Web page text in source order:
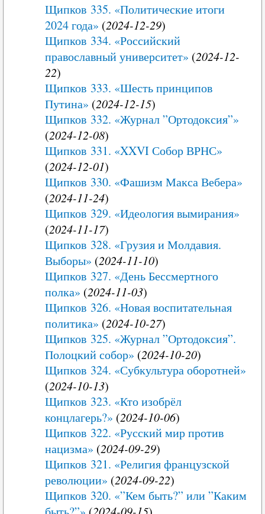
Щипков 335. «Политические итоги
2024 года» (2024-12-29)
Щипков 334. «Российский
православный университет» (2024-12-
22)
Щипков 333. «Шесть принципов
Путина» (2024-12-15)
Щипков 332. «Журнал ”Ортодоксия”»
(2024-12-08)
Щипков 331. «XXVI Собор ВРНС»
(2024-12-01)
Щипков 330. «Фашизм Макса Вебера»
(2024-11-24)
Щипков 329. «Идеология вымирания»
(2024-11-17)
Щипков 328. «Грузия и Молдавия.
Выборы» (2024-11-10)
Щипков 327. «День Бессмертного
полка» (2024-11-03)
Щипков 326. «Новая воспитательная
политика» (2024-10-27)
Щипков 325. «Журнал ”Ортодоксия”.
Полоцкий собор» (2024-10-20)
Щипков 324. «Субкультура оборотней»
(2024-10-13)
Щипков 323. «Кто изобрёл
концлагерь?» (2024-10-06)
Щипков 322. «Русский мир против
нацизма» (2024-09-29)
Щипков 321. «Религия французской
революции» (2024-09-22)
Щипков 320. «”Кем быть?” или ”Каким
2024-09-15